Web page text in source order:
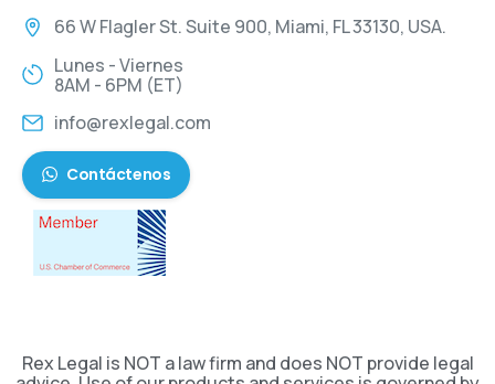
66 W Flagler St. Suite 900, Miami, FL 33130, USA.
Lunes - Viernes
8AM - 6PM (ET)
info@rexlegal.com
Contáctenos
Rex Legal is NOT a law firm and does NOT provide legal